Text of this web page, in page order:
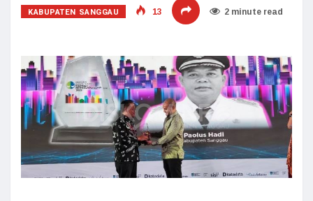
KABUPATEN SANGGAU 13 2 minute read